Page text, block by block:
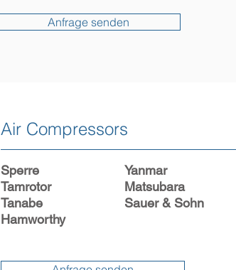
Anfrage senden
Yanmar
Matsubara
Sauer & Sohn
Sperre
Tamrotor
Tanabe
Hamworthy
Air Compressors